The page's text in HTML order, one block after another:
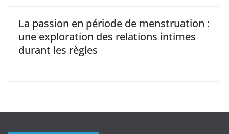
La passion en période de menstruation :
une exploration des relations intimes
durant les règles